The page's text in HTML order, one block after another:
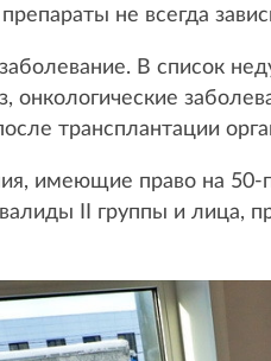
не всегда
В список
онкологические
трансплантации
имеющие право на
II группы и лица,